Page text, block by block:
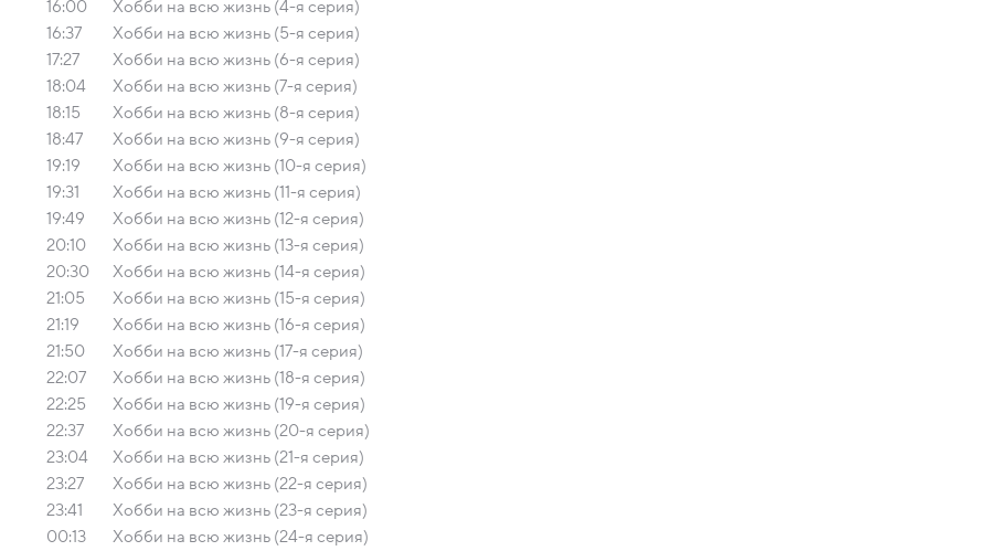
16:00
Хобби на всю жизнь (4-я серия)
16:37
Хобби на всю жизнь (5-я серия)
17:27
Хобби на всю жизнь (6-я серия)
18:04
Хобби на всю жизнь (7-я серия)
18:15
Хобби на всю жизнь (8-я серия)
18:47
Хобби на всю жизнь (9-я серия)
19:19
Хобби на всю жизнь (10-я серия)
19:31
Хобби на всю жизнь (11-я серия)
19:49
Хобби на всю жизнь (12-я серия)
20:10
Хобби на всю жизнь (13-я серия)
20:30
Хобби на всю жизнь (14-я серия)
21:05
Хобби на всю жизнь (15-я серия)
21:19
Хобби на всю жизнь (16-я серия)
21:50
Хобби на всю жизнь (17-я серия)
22:07
Хобби на всю жизнь (18-я серия)
22:25
Хобби на всю жизнь (19-я серия)
22:37
Хобби на всю жизнь (20-я серия)
23:04
Хобби на всю жизнь (21-я серия)
23:27
Хобби на всю жизнь (22-я серия)
23:41
Хобби на всю жизнь (23-я серия)
00:13
Хобби на всю жизнь (24-я серия)